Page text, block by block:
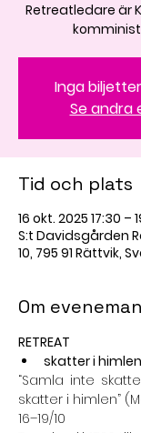
Retreatledare är
Inga
Se andra
Tid och plats
16 okt. 2025 17:30 –
S:t Davidsgården
10, 795 91 Rättvik,
Om
RETREAT
skatter i himlen
“Samla inte
skatter i himlen”
16–19/10